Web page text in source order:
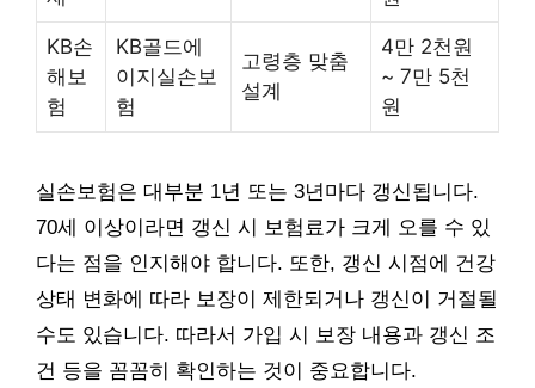
KB손
해보
험
KB골드에
이지실손보
험
고령층 맞춤
설계
4만 2천원
~ 7만 5천
원
실손보험은 대부분 1년 또는 3년마다 갱신됩니다.
70세 이상이라면 갱신 시 보험료가 크게 오를 수 있
다는 점을 인지해야 합니다. 또한, 갱신 시점에 건강
상태 변화에 따라 보장이 제한되거나 갱신이 거절될
수도 있습니다. 따라서 가입 시 보장 내용과 갱신 조
건 등을 꼼꼼히 확인하는 것이 중요합니다.